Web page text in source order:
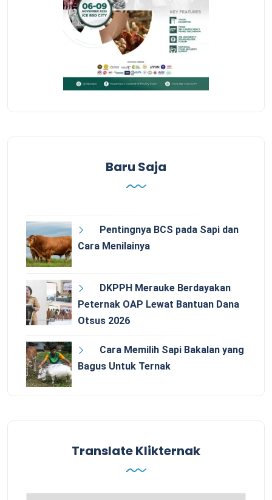
Baru Saja
Pentingnya BCS pada Sapi dan
Cara Menilainya
DKPPH Merauke Berdayakan
Peternak OAP Lewat Bantuan Dana
Otsus 2026
Cara Memilih Sapi Bakalan yang
Bagus Untuk Ternak
Translate Klikternak